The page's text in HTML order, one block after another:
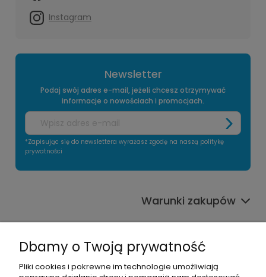
Instagram
Newsletter
Podaj swój adres e-mail, jeżeli chcesz otrzymywać
informacje o nowościach i promocjach.
*Zapisując się do newslettera wyrażasz zgodę na naszą politykę
prywatności
Warunki zakupów
Informacje o sklepie
Moje konto
Dbamy o Twoją prywatność
Pliki cookies i pokrewne im technologie umożliwiają